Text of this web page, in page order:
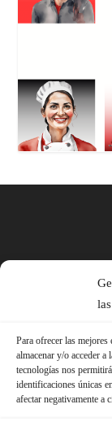
Para ofrecer las
almacenar y/o acceder
tecnologías nos
identificaciones únicas
afectar negativamente a